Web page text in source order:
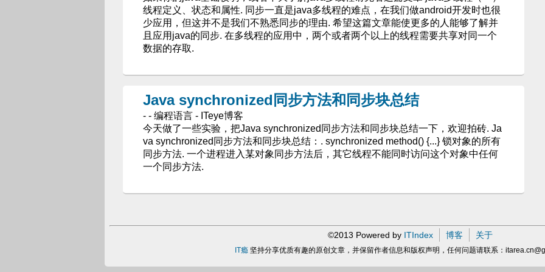
线程定义、状态和属性. 同步一直是java多线程的难点，在我们做android开发时也很
少应用，但这并不是我们不熟悉同步的理由. 希望这篇文章能使更多的人能够了解并
且应用java的同步. 在多线程的应用中，两个或者两个以上的线程需要共享对同一个
数据的存取.
Java synchronized同步方法和同步块总结
- - 编程语言 - ITeye博客
今天做了一些实验，把Java synchronized同步方法和同步块总结一下，欢迎拍砖. Ja
va synchronized同步方法和同步块总结：. synchronized method() {...} 锁对象的所有
同步方法. 一个进程进入某对象同步方法后，其它线程不能同时访问这个对象中任何
一个同步方法.
©2013 Powered by ITIndex 博客 关于
IT瘾 坚持分享优质有趣的原创文章，并保留作者信息和版权声明，任何问题请联系：